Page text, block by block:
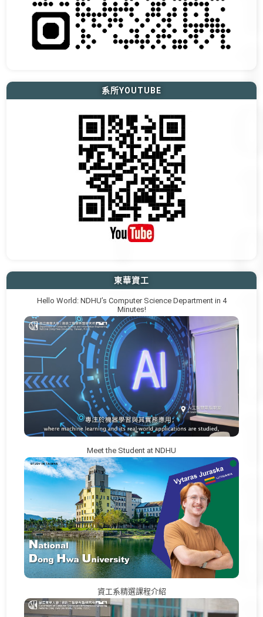
系所YOUTUBE
東華資工
Hello World: NDHU’s Computer Science Department in 4
Minutes!
Meet the Student at NDHU
資工系精選課程介紹